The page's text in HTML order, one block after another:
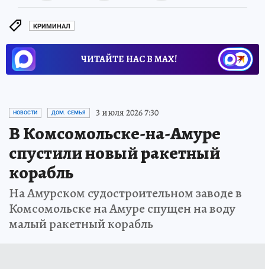
КРИМИНАЛ
ЧИТАЙТЕ НАС В МАХ!
НОВОСТИ ДОМ. СЕМЬЯ 3 июля 2026 7:30
В Комсомольске-на-Амуре
спустили новый ракетный
корабль
На Амурском судостроительном заводе в
Комсомольске на Амуре спущен на воду
малый ракетный корабль